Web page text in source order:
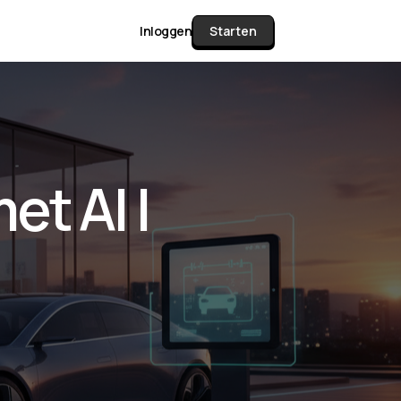
Matrix
alle pakketten en mogelijkheden
documenten verzamelen en facturen
tot controleren, boeken, bank
& klant dashboard.
Inloggen Starten
AI |